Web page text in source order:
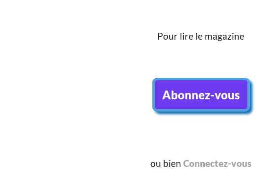
Pour lire le magazine
Abonnez-vous
ou bien Connectez-vous